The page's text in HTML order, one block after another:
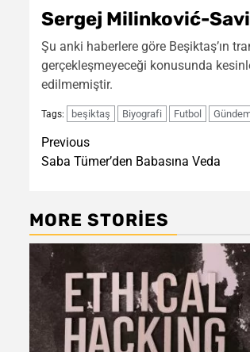
Sergej Milinković-
Şu anki haberlere göre Beşiktaş’ın
gerçekleşmeyeceği konusunda
edilmemiştir.
Tags: beşiktaş Biyografi Futbol
Post
navigation
Previous
Saba Tümer’den Babasına Veda
MORE STORIES